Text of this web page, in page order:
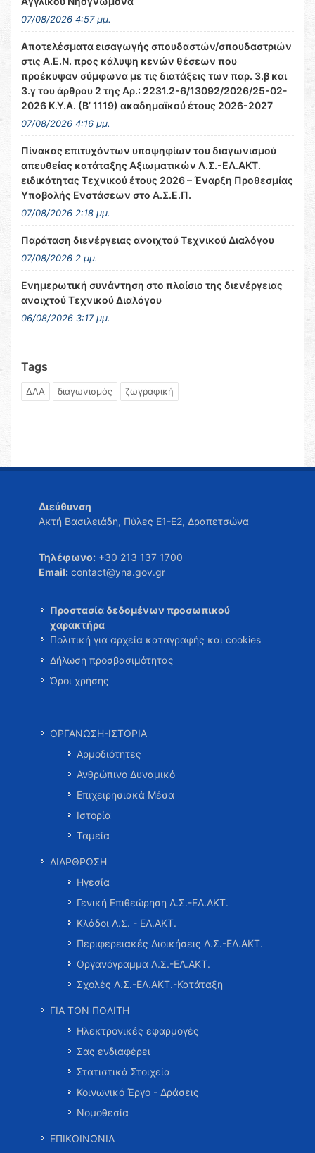
07/08/2026 4:57 μμ.
Αποτελέσματα εισαγωγής σπουδαστών/σπουδαστριών
στις Α.Ε.Ν. προς κάλυψη κενών θέσεων που
προέκυψαν σύμφωνα με τις διατάξεις των παρ. 3.β και
3.γ του άρθρου 2 της Αρ.: 2231.2-6/13092/2026/25-02-
2026 Κ.Υ.Α. (Β’ 1119) ακαδημαϊκού έτους 2026-2027
07/08/2026 4:16 μμ.
Πίνακας επιτυχόντων υποψηφίων του διαγωνισμού
απευθείας κατάταξης Αξιωματικών Λ.Σ.-ΕΛ.ΑΚΤ.
ειδικότητας Τεχνικού έτους 2026 – Έναρξη Προθεσμίας
Υποβολής Ενστάσεων στο Α.Σ.Ε.Π.
07/08/2026 2:18 μμ.
Παράταση διενέργειας ανοιχτού Τεχνικού Διαλόγου
07/08/2026 2 μμ.
Ενημερωτική συνάντηση στο πλαίσιο της διενέργειας
ανοιχτού Τεχνικού Διαλόγου
06/08/2026 3:17 μμ.
Tags
ΔΛΑ διαγωνισμός ζωγραφική
Διεύθυνση
Ακτή Βασιλειάδη, Πύλες Ε1-Ε2, Δραπετσώνα
Τηλέφωνο: +30 213 137 1700
Email: contact@yna.gov.gr
Προστασία δεδομένων προσωπικού
χαρακτήρα
Πολιτική για αρχεία καταγραφής και cookies
Δήλωση προσβασιμότητας
Όροι χρήσης
ΟΡΓΑΝΩΣΗ-ΙΣΤΟΡΙΑ
Αρμοδιότητες
Ανθρώπινο Δυναμικό
Επιχειρησιακά Μέσα
Ιστορία
Ταμεία
ΔΙΑΡΘΡΩΣΗ
Ηγεσία
Γενική Επιθεώρηση Λ.Σ.-ΕΛ.ΑΚΤ.
Κλάδοι Λ.Σ. - ΕΛ.ΑΚΤ.
Περιφερειακές Διοικήσεις Λ.Σ.-ΕΛ.ΑΚΤ.
Οργανόγραμμα Λ.Σ.-ΕΛ.ΑΚΤ.
Σχολές Λ.Σ.-ΕΛ.ΑΚΤ.-Κατάταξη
ΓΙΑ ΤΟΝ ΠΟΛΙΤΗ
Ηλεκτρονικές εφαρμογές
Σας ενδιαφέρει
Στατιστικά Στοιχεία
Κοινωνικό Έργο - Δράσεις
Νομοθεσία
ΕΠΙΚΟΙΝΩΝΙΑ